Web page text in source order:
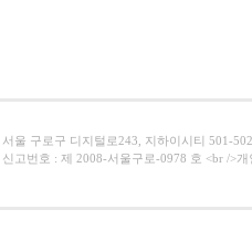
서울 구로구 디지털로243, 지하이시티 501-
신고번호 : 제 2008-서울구로-0978 호 <br />